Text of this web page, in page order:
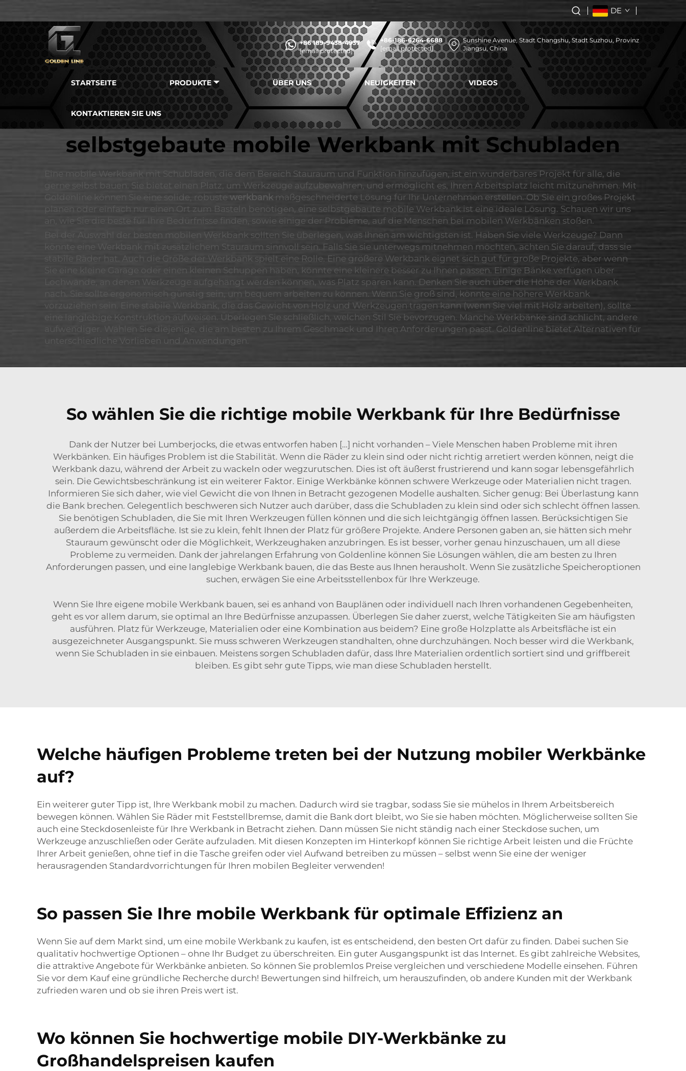
DE
+86 189-9438-4937
[email protected]
+86-186-6264-6688
[email protected]
Sunshine Avenue, Stadt Changshu, Stadt Suzhou, Provinz
Jiangsu, China
STARTSEITE PRODUKTE ÜBER UNS NEUIGKEITEN VIDEOS
KONTAKTIEREN SIE UNS
selbstgebaute mobile Werkbank mit Schubladen
Eine mobile Werkbank mit Schubladen, die dem Bereich Stauraum und Funktion hinzufügen, ist ein wunderbares Projekt für alle, die
gerne selbst bauen. Sie bietet einen Platz, um Werkzeuge aufzubewahren, und ermöglicht es, Ihren Arbeitsplatz leicht mitzunehmen. Mit
Goldenline können Sie eine solide, robuste werkbank maßgeschneiderte Lösung für Ihr Unternehmen erstellen. Ob Sie ein großes Projekt
planen oder einfach nur einen Ort zum Basteln benötigen, eine selbstgebaute mobile Werkbank ist eine ideale Lösung. Schauen wir uns
an, wie Sie die beste für Ihre Bedürfnisse finden, sowie einige der Probleme, auf die Menschen bei mobilen Werkbänken stoßen.
Bei der Auswahl der besten mobilen Werkbank sollten Sie überlegen, was Ihnen am wichtigsten ist. Haben Sie viele Werkzeuge? Dann
könnte eine Werkbank mit zusätzlichem Stauraum sinnvoll sein. Falls Sie sie unterwegs mitnehmen möchten, achten Sie darauf, dass sie
stabile Räder hat. Auch die Größe der Werkbank spielt eine Rolle. Eine größere Werkbank eignet sich gut für große Projekte, aber wenn
Sie eine kleine Garage oder einen kleinen Schuppen haben, könnte eine kleinere besser zu Ihnen passen. Einige Bänke verfügen über
Lochwände, an denen Werkzeuge aufgehängt werden können, was Platz sparen kann. Denken Sie auch über die Höhe der Werkbank
nach. Sie sollte ergonomisch günstig sein, um bequem arbeiten zu können. Wenn Sie groß sind, könnte eine höhere Werkbank
vorzuziehen sein. Eine stabile Werkbank, die das Gewicht von Holz und Werkzeugen tragen kann (wenn Sie viel mit Holz arbeiten), sollte
eine langlebige Konstruktion aufweisen. Überlegen Sie schließlich, welchen Stil Sie bevorzugen. Manche Werkbänke sind schlicht, andere
aufwendiger. Wählen Sie diejenige, die am besten zu Ihrem Geschmack und Ihren Anforderungen passt. Goldenline bietet Alternativen für
unterschiedliche Vorlieben und Anwendungen.
So wählen Sie die richtige mobile Werkbank für Ihre Bedürfnisse
Dank der Nutzer bei Lumberjocks, die etwas entworfen haben […] nicht vorhanden – Viele Menschen haben Probleme mit ihren
Werkbänken. Ein häufiges Problem ist die Stabilität. Wenn die Räder zu klein sind oder nicht richtig arretiert werden können, neigt die
Werkbank dazu, während der Arbeit zu wackeln oder wegzurutschen. Dies ist oft äußerst frustrierend und kann sogar lebensgefährlich
sein. Die Gewichtsbeschränkung ist ein weiterer Faktor. Einige Werkbänke können schwere Werkzeuge oder Materialien nicht tragen.
Informieren Sie sich daher, wie viel Gewicht die von Ihnen in Betracht gezogenen Modelle aushalten. Sicher genug: Bei Überlastung kann
die Bank brechen. Gelegentlich beschweren sich Nutzer auch darüber, dass die Schubladen zu klein sind oder sich schlecht öffnen lassen.
Sie benötigen Schubladen, die Sie mit Ihren Werkzeugen füllen können und die sich leichtgängig öffnen lassen. Berücksichtigen Sie
außerdem die Arbeitsfläche. Ist sie zu klein, fehlt Ihnen der Platz für größere Projekte. Andere Personen gaben an, sie hätten sich mehr
Stauraum gewünscht oder die Möglichkeit, Werkzeughaken anzubringen. Es ist besser, vorher genau hinzuschauen, um all diese
Probleme zu vermeiden. Dank der jahrelangen Erfahrung von Goldenline können Sie Lösungen wählen, die am besten zu Ihren
Anforderungen passen, und eine langlebige Werkbank bauen, die das Beste aus Ihnen herausholt. Wenn Sie zusätzliche Speicheroptionen
suchen, erwägen Sie eine Arbeitsstellenbox für Ihre Werkzeuge.
Wenn Sie Ihre eigene mobile Werkbank bauen, sei es anhand von Bauplänen oder individuell nach Ihren vorhandenen Gegebenheiten,
geht es vor allem darum, sie optimal an Ihre Bedürfnisse anzupassen. Überlegen Sie daher zuerst, welche Tätigkeiten Sie am häufigsten
ausführen. Platz für Werkzeuge, Materialien oder eine Kombination aus beidem? Eine große Holzplatte als Arbeitsfläche ist ein
ausgezeichneter Ausgangspunkt. Sie muss schweren Werkzeugen standhalten, ohne durchzuhängen. Noch besser wird die Werkbank,
wenn Sie Schubladen in sie einbauen. Meistens sorgen Schubladen dafür, dass Ihre Materialien ordentlich sortiert sind und griffbereit
bleiben. Es gibt sehr gute Tipps, wie man diese Schubladen herstellt.
Welche häufigen Probleme treten bei der Nutzung mobiler Werkbänke
auf?
Ein weiterer guter Tipp ist, Ihre Werkbank mobil zu machen. Dadurch wird sie tragbar, sodass Sie sie mühelos in Ihrem Arbeitsbereich
bewegen können. Wählen Sie Räder mit Feststellbremse, damit die Bank dort bleibt, wo Sie sie haben möchten. Möglicherweise sollten Sie
auch eine Steckdosenleiste für Ihre Werkbank in Betracht ziehen. Dann müssen Sie nicht ständig nach einer Steckdose suchen, um
Werkzeuge anzuschließen oder Geräte aufzuladen. Mit diesen Konzepten im Hinterkopf können Sie richtige Arbeit leisten und die Früchte
Ihrer Arbeit genießen, ohne tief in die Tasche greifen oder viel Aufwand betreiben zu müssen – selbst wenn Sie eine der weniger
herausragenden Standardvorrichtungen für Ihren mobilen Begleiter verwenden!
So passen Sie Ihre mobile Werkbank für optimale Effizienz an
Wenn Sie auf dem Markt sind, um eine mobile Werkbank zu kaufen, ist es entscheidend, den besten Ort dafür zu finden. Dabei suchen Sie
qualitativ hochwertige Optionen – ohne Ihr Budget zu überschreiten. Ein guter Ausgangspunkt ist das Internet. Es gibt zahlreiche Websites,
die attraktive Angebote für Werkbänke anbieten. So können Sie problemlos Preise vergleichen und verschiedene Modelle einsehen. Führen
Sie vor dem Kauf eine gründliche Recherche durch! Bewertungen sind hilfreich, um herauszufinden, ob andere Kunden mit der Werkbank
zufrieden waren und ob sie ihren Preis wert ist.
Wo können Sie hochwertige mobile DIY-Werkbänke zu
Großhandelspreisen kaufen